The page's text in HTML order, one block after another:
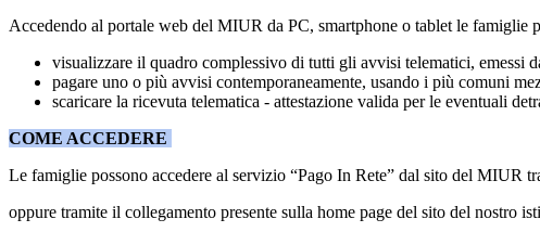
Accedendo al portale web del MIUR da PC, smartphone o tablet le famiglie
visualizzare il quadro complessivo di tutti gli avvisi telematici, emessi
pagare uno o più avvisi contemporaneamente, usando i più comuni
scaricare la ricevuta telematica ‐ attestazione valida per le eventuali
COME ACCEDERE
Le famiglie possono accedere al servizio “Pago In Rete” dal sito del MIUR
oppure tramite il collegamento presente sulla home page del sito del nostro